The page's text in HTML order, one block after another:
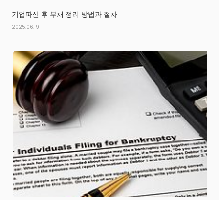
기업파산 후 부채 정리 방법과 절차
2025.06.19